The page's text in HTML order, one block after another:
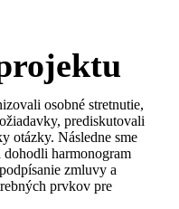
osobné stretnutie,
prediskutovali
otázky. Následne sme
dohodli harmonogram
zmluvy a
prvkov pre